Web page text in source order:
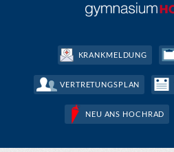
KRANKMELDUNG
VERTRETUNGSPLAN
NEU ANS HOCHRAD